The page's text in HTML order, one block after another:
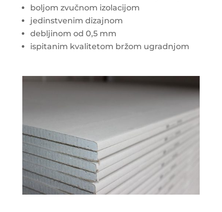
boljom zvučnom izolacijom
jedinstvenim dizajnom
debljinom od 0,5 mm
ispitanim kvalitetom bržom ugradnjom